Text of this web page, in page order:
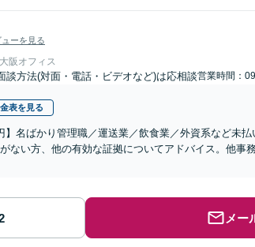
ーを見る
阪オフィス
談方法(対面・電話・ビデオなど)は応相談営業時間：
表を見る
】名ばかり管理職／運送業／飲食業／外資系など未
ない方、他の有効な証拠についてアドバイス。他事
メー